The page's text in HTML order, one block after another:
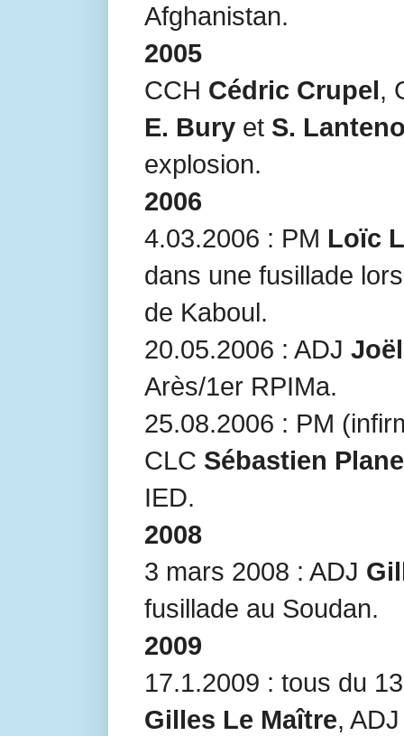
Afghanistan.
2005
CCH Cédric Crupel,
E. Bury et S.
explosion.
2006
4.03.2006 : PM Loïc
dans une fusillade
de Kaboul.
20.05.2006 : ADJ
Arès/1er RPIMa.
25.08.2006 : PM
CLC Sébastien
IED.
2008
3 mars 2008 : ADJ
fusillade au Soudan.
2009
17.1.2009 : tous du
Gilles Le Maître,